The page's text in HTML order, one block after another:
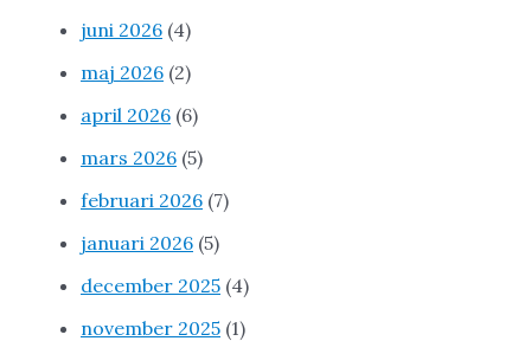
juni 2026 (4)
maj 2026 (2)
april 2026 (6)
mars 2026 (5)
februari 2026 (7)
januari 2026 (5)
december 2025 (4)
november 2025 (1)